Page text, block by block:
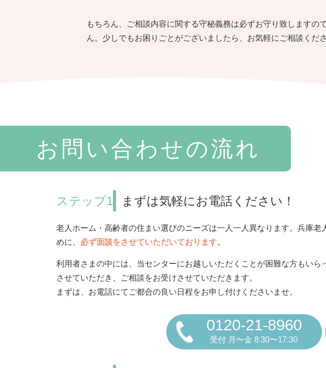
もちろん、ご相談内容に関する守秘義務は必ずお守り致します
ん。少しでもお困りごとがございましたら、お気軽にご相談くださ
お問い合わせの流れ
ステップ1 まずは気軽にお電話ください！
老人ホーム・高齢者の住まい選びのニーズは一人一人異なります。兵庫
めに、 必ず面談をさせていただいております。
利用者さまの中には、当センターにお越しいただくことが困難な方もい
させていただき、ご相談をお受けさせていただきます。
まずは、お電話にてご都合の良い日程をお申し付けくださいませ。
0120-21-8960
受付 月〜金 8:30〜17:30